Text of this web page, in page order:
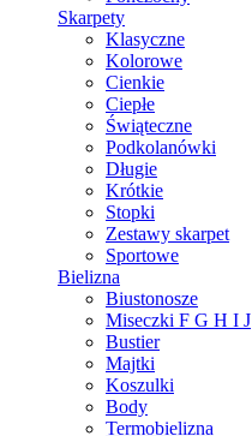
Skarpety
Klasyczne
Kolorowe
Cienkie
Ciepłe
Świąteczne
Podkolanówki
Długie
Krótkie
Stopki
Zestawy skarpet
Sportowe
Bielizna
Biustonosze
Miseczki F G H I J
Bustier
Majtki
Koszulki
Body
Termobielizna